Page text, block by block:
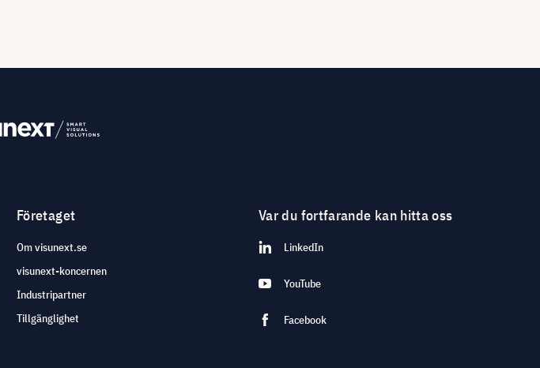
Företaget
Om visunext.se
visunext-koncernen
Industripartner
Tillgänglighet
Var du fortfarande kan hitta oss
LinkedIn
YouTube
Facebook